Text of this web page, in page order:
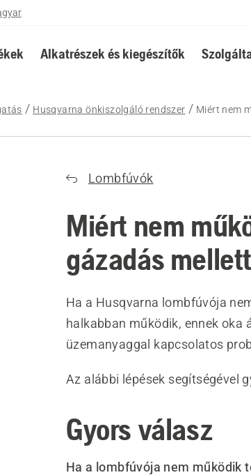
Alkatrészek és kiegészítők
Husqvarna önkiszolgáló rendszer Miért nem
Lombfúvók
Miért nem
gázadás
Ha a Husqvarna lombfúvója
halkabban működik, ennek
üzemanyaggal kapcsolatos
Az alábbi lépések segítségével
Gyors válasz
Ha a lombfúvója nem működik